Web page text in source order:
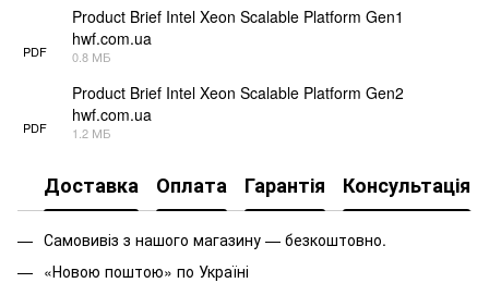
PDF
Product Brief Intel Xeon Scalable Platform Gen1
hwf.com.ua
0.8 МБ
PDF
Product Brief Intel Xeon Scalable Platform Gen2
hwf.com.ua
1.2 МБ
Доставка Оплата Гарантія Консультація
Самовивіз з нашого магазину — безкоштовно.
«Новою поштою» по Україні